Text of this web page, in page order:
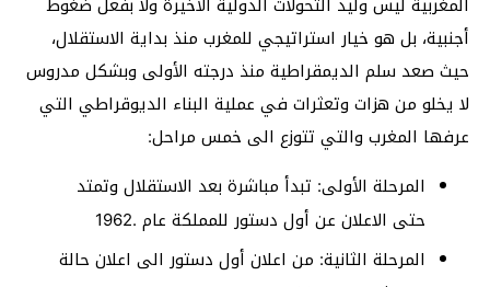
أجنبية، بل هو خيار استراتيجي للمغرب منذ بداية الاستقلال،
حيث صعد سلم الديمقراطية منذ درجته الأولى وبشكل مدروس
لا يخلو من هزات وتعثرات في عملية البناء الديوقراطي التي
عرفها المغرب والتي تتوزع الى خمس مراحل:
المرحلة الأولى: تبدأ مباشرة بعد الاستقلال وتمتد
حتى الاعلان عن أول دستور للمملكة عام .1962
المرحلة الثانية: من اعلان أول دستور الى اعلان حالة